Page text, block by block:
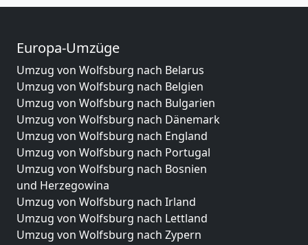
Europa-Umzüge
Umzug von Wolfsburg nach Belarus
Umzug von Wolfsburg nach Belgien
Umzug von Wolfsburg nach Bulgarien
Umzug von Wolfsburg nach Dänemark
Umzug von Wolfsburg nach England
Umzug von Wolfsburg nach Portugal
Umzug von Wolfsburg nach Bosnien
und Herzegowina
Umzug von Wolfsburg nach Irland
Umzug von Wolfsburg nach Lettland
Umzug von Wolfsburg nach Zypern